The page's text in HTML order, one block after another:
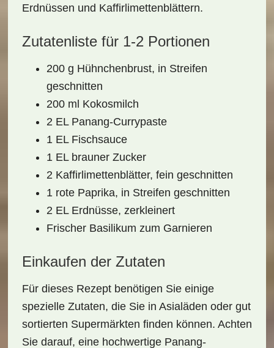
Erdnüssen und Kaffirlimettenblättern.
Zutatenliste für 1-2 Portionen
200 g Hühnchenbrust, in Streifen
geschnitten
200 ml Kokosmilch
2 EL Panang-Currypaste
1 EL Fischsauce
1 EL brauner Zucker
2 Kaffirlimettenblätter, fein geschnitten
1 rote Paprika, in Streifen geschnitten
2 EL Erdnüsse, zerkleinert
Frischer Basilikum zum Garnieren
Einkaufen der Zutaten
Für dieses Rezept benötigen Sie einige
spezielle Zutaten, die Sie in Asialäden oder gut
sortierten Supermärkten finden können. Achten
Sie darauf, eine hochwertige Panang-